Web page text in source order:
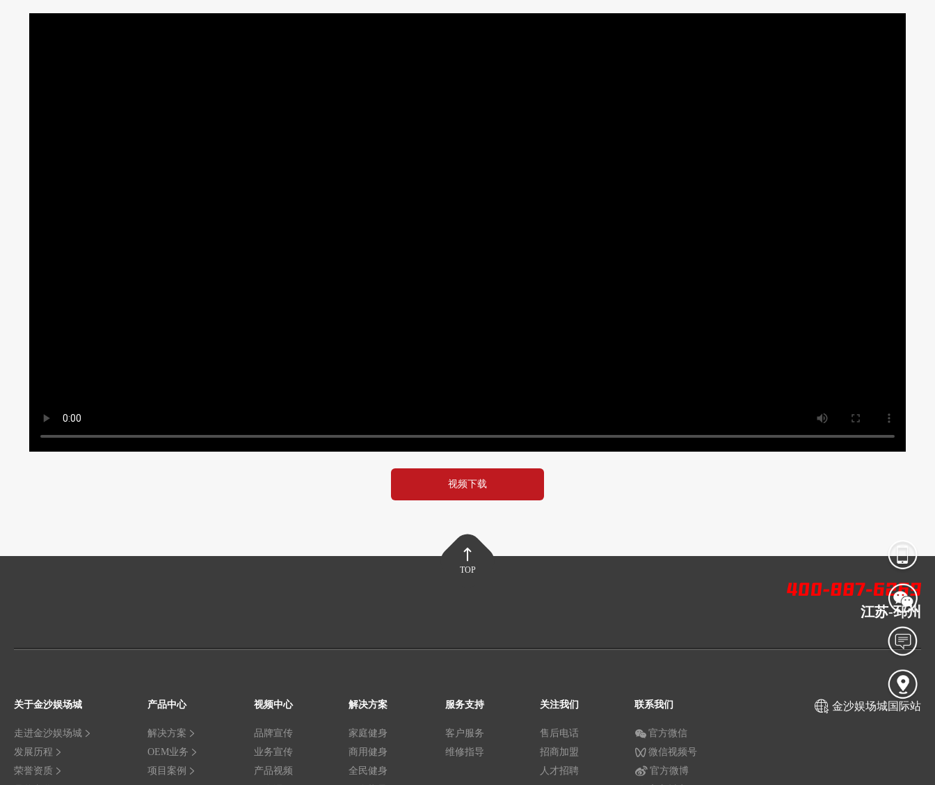
视频下载
TOP
江苏-邳州
关于金沙娱场城
走进金沙娱场城
发展历程
荣誉资质
产品中心
解决方案
OEM业务
项目案例
视频中心
品牌宣传
业务宣传
产品视频
解决方案
家庭健身
商用健身
全民健身
服务支持
客户服务
维修指导
关注我们
售后电话
招商加盟
人才招聘
联系我们
官方微信
微信视频号
官方微博
金沙娱场城国际站